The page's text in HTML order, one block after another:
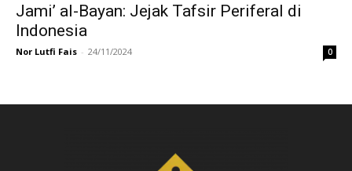
Jami’ al-Bayan: Jejak Tafsir Periferal di
Indonesia
Nor Lutfi Fais - 24/11/2024 0